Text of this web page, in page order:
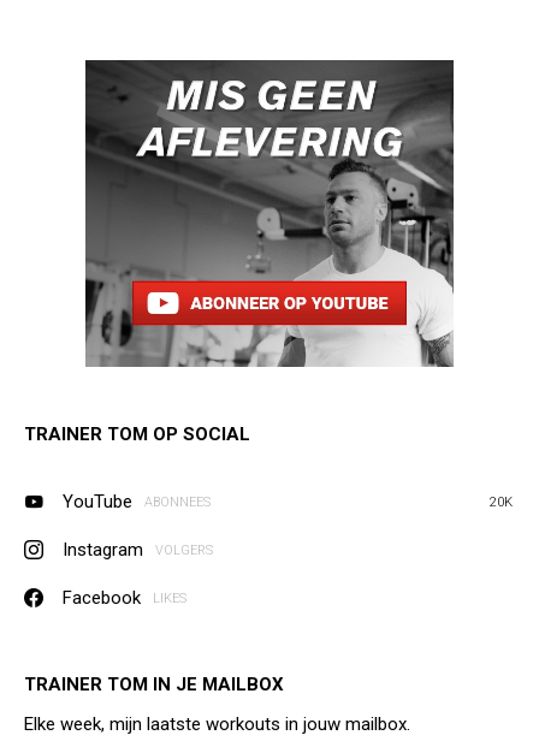
TRAINER TOM OP SOCIAL
YouTube 20K
ABONNEES
Instagram VOLGERS
Facebook LIKES
TRAINER TOM IN JE MAILBOX
Elke week, mijn laatste workouts in jouw mailbox.